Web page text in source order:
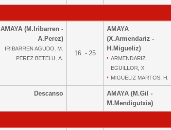
AMAYA (M.Iribarren -
A.Perez)
IRIBARREN AGUDO, M.
PEREZ BETELU, A.
16 - 25
AMAYA
(X.Armendariz -
H.Migueliz)
ARMENDARIZ
EGUILLOR, X.
MIGUELIZ MARTOS, H.
Descanso
AMAYA (M.Gil -
M.Mendigutxia)